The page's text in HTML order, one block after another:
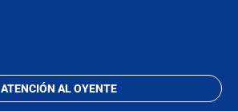
ATENCIÓN AL OYENTE